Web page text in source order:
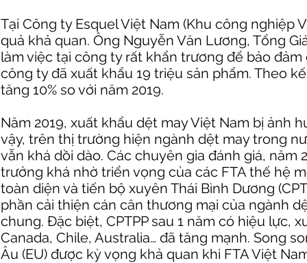
Tại Công ty Esquel Việt Nam (Khu công nghiệp
quả khả quan. Ông Nguyễn Văn Lương, Tổng
làm việc tại công ty rất khẩn trương để bảo
công ty đã xuất khẩu 19 triệu sản phẩm. Theo
tăng 10% so với năm 2019.
Năm 2019, xuất khẩu dệt may Việt Nam bị ảnh
vậy, trên thị trường hiện ngành dệt may trong
vẫn khá dồi dào. Các chuyên gia đánh giá,
trưởng khá nhờ triển vọng của các FTA thế hệ
toàn diện và tiến bộ xuyên Thái Bình Dương
phần cải thiện cán cân thương mại của ngành
chung. Đặc biệt, CPTPP sau 1 năm có hiệu lực,
Canada, Chile, Australia… đã tăng mạnh. Song
Âu (EU) được kỳ vọng khả quan khi FTA Việt